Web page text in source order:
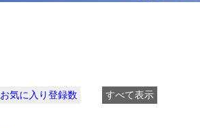
お気に入り登録数 すべて表示